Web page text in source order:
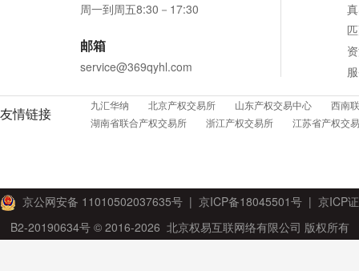
周一到周五8:30－17:30
邮箱
service@369qyhl.com
友情链接 九汇华纳 北京产权交易所 山东产权交易中心
西南
湖南省联合产权交易所
浙江产权交易所 江苏省产权交
京公网安备 11010502037635号 | 京ICP备18045501号 | 京ICP证
B2-20190634号© 2016-2026 北京权易互联网络有限公司 版权所有